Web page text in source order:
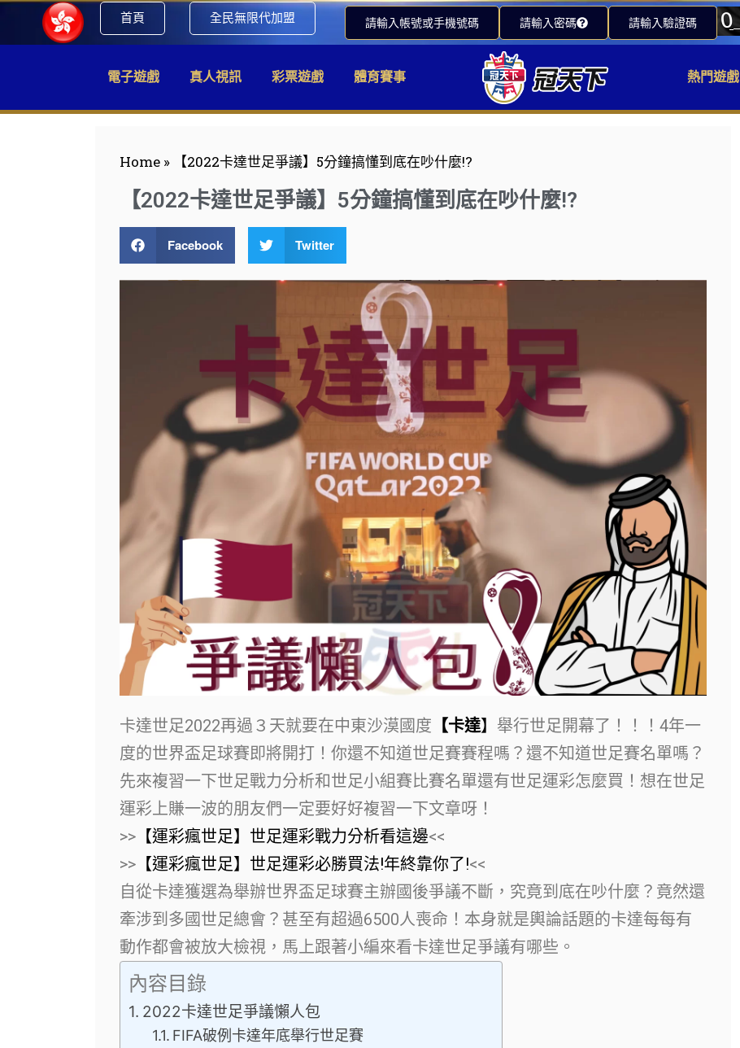
首頁 全民無限代加盟 請輸入帳號或手機號碼 請輸入密碼 請輸入驗證碼
電子遊戲 真人視訊 彩票遊戲 體育賽事 熱門遊戲
Home » 【2022卡達世足爭議】5分鐘搞懂到底在吵什麼!?
【2022卡達世足爭議】5分鐘搞懂到底在吵什麼!?
Facebook Twitter
卡達世足2022再過３天就要在中東沙漠國度 【卡達】 舉行世足開幕了！！！4年一
度的世界盃足球賽即將開打！你還不知道世足賽賽程嗎？還不知道世足賽名單嗎？
先來複習一下世足戰力分析和世足小組賽比賽名單還有世足運彩怎麼買！想在世足
運彩上賺一波的朋友們一定要好好複習一下文章呀！
>> 【運彩瘋世足】世足運彩戰力分析看這邊<<
>> 【運彩瘋世足】世足運彩必勝買法!年終靠你了!<<
自從卡達獲選為舉辦世界盃足球賽主辦國後爭議不斷，究竟到底在吵什麼？竟然還
牽涉到多國世足總會？甚至有超過6500人喪命！本身就是輿論話題的卡達每每有
動作都會被放大檢視，馬上跟著小編來看卡達世足爭議有哪些。
內容目錄
2022卡達世足爭議懶人包
FIFA破例卡達年底舉行世足賽